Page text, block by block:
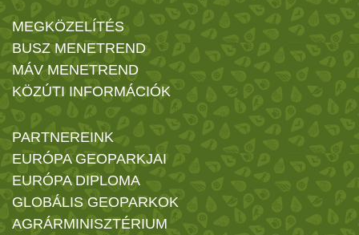
MEGKÖZELÍTÉS
BUSZ MENETREND
MÁV MENETREND
KÖZÚTI INFORMÁCIÓK
PARTNEREINK
EURÓPA GEOPARKJAI
EURÓPA DIPLOMA
GLOBÁLIS GEOPARKOK
AGRÁRMINISZTÉRIUM